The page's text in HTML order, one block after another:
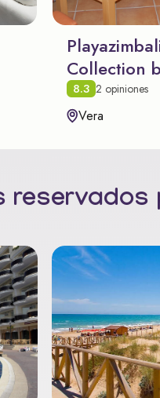
Collection
8.3 2 opiniones
Vera